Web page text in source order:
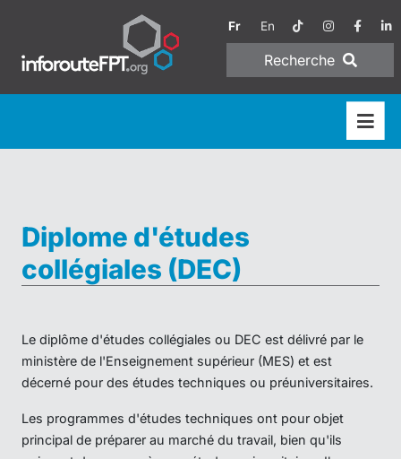
Fr En
Recherche
Diplome d'études
collégiales (DEC)
Le diplôme d'études collégiales ou DEC est délivré par le
ministère de l'Enseignement supérieur (MES) et est
décerné pour des études techniques ou préuniversitaires.
Les programmes d'études techniques ont pour objet
principal de préparer au marché du travail, bien qu'ils